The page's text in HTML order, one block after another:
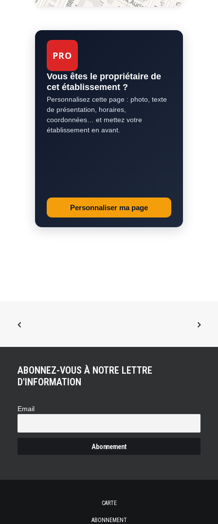
PRO
Vous êtes le propriétaire de
cet établissement ?
Personnalisez cette page : photo, texte
de présentation, horaires,
coordonnées… et mettez votre
établissement en avant.
Personnaliser ma page
ABONNEZ-VOUS À NOTRE LETTRE
D'INFORMATION
Email
CARTE
ABONNEMENT